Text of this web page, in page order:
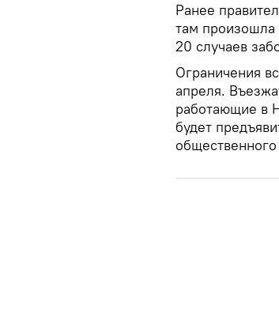
Ранее
там произошла
20 случаев
Ограничения
апреля.
работающие в
будет